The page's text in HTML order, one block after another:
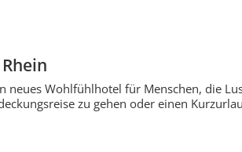
neues Wohlfühlhotel für Menschen, die
zu gehen oder einen